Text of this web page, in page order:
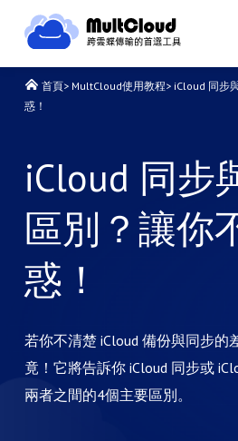
首頁> MultCloud使用教程> iCloud 同步
惑！
iCloud 同步
區別？讓你
惑！
若你不清楚 iCloud 備份與同步的
竟！它將告訴你 iCloud 同步或
兩者之間的4個主要區別。